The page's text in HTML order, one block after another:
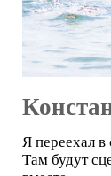
Я переехал
Там будут